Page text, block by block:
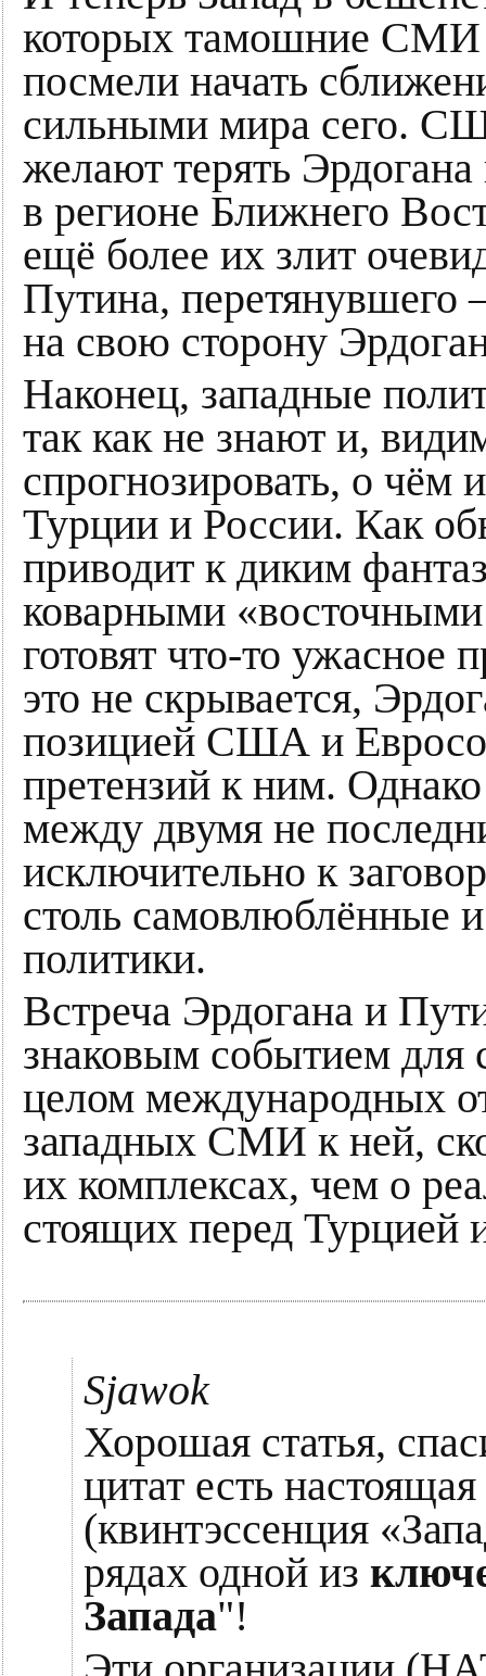
которых тамошние СМИ
посмели начать
сильными мира сего.
желают терять
в регионе Ближнего
ещё более их злит
Путина, перетянувшего
на свою сторону
Наконец, западные
так как не знают и,
спрогнозировать, о чём
Турции и России. Как
приводит к диким
коварными
готовят что-то ужасное
это не скрывается,
позицией США и
претензий к ним.
между двумя не
исключительно к
столь самовлюблённые
политики.
Встреча Эрдогана и
знаковым событием для
целом международных
западных СМИ к ней,
их комплексах, чем о
стоящих перед Турцией
Sjawok
Хорошая статья,
цитат есть
(квинтэссенция
рядах одной из
Запада"!